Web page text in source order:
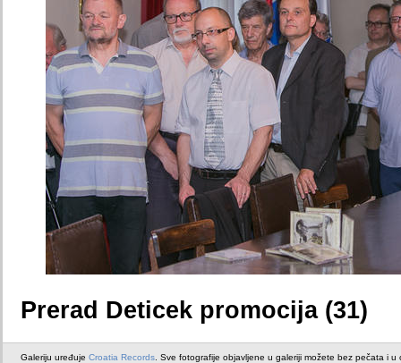
Prerad Deticek promocija (31)
Galeriju uređuje Croatia Records . Sve fotografije objavljene u galeriji možete bez pečata i